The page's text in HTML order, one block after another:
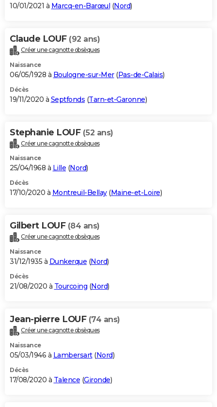
10/01/2021 à Marcq-en-Barœul (Nord)
Claude LOUF (92 ans)
Créer une cagnotte obsèques
Naissance
06/05/1928 à Boulogne-sur-Mer(Pas-de-Calais)
Décès
19/11/2020 à Septfonds (Tarn-et-Garonne)
Stephanie LOUF (52 ans)
Créer une cagnotte obsèques
Naissance
25/04/1968 à Lille (Nord)
Décès
17/10/2020 à Montreuil-Bellay(Maine-et-Loire)
Gilbert LOUF (84 ans)
Créer une cagnotte obsèques
Naissance
31/12/1935 à Dunkerque (Nord)
Décès
21/08/2020 à Tourcoing (Nord)
Jean-pierre LOUF (74 ans)
Créer une cagnotte obsèques
Naissance
05/03/1946 à Lambersart(Nord)
Décès
17/08/2020 à Talence (Gironde)